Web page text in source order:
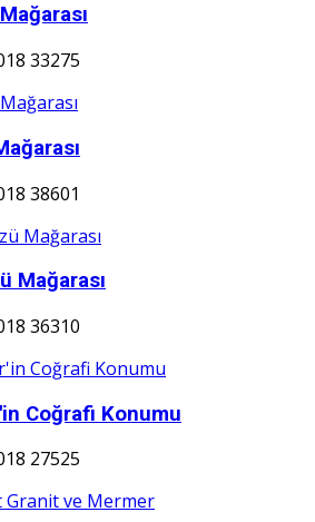
33275
38601
Mağarası
36310
Coğrafi Konumu
27525